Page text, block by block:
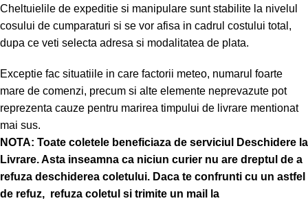
Cheltuielile de expeditie si manipulare sunt stabilite la nivelul
cosului de cumparaturi si se vor afisa in cadrul costului total,
dupa ce veti selecta adresa si modalitatea de plata.
Exceptie fac situatiile in care factorii meteo, numarul foarte
mare de comenzi, precum si alte elemente neprevazute pot
reprezenta cauze pentru marirea timpului de livrare mentionat
mai sus.
NOTA: Toate coletele beneficiaza de serviciul Deschidere la
Livrare. Asta inseamna ca niciun curier nu are dreptul de a
refuza deschiderea coletului. Daca te confrunti cu un astfel
de refuz, refuza coletul si trimite un mail la